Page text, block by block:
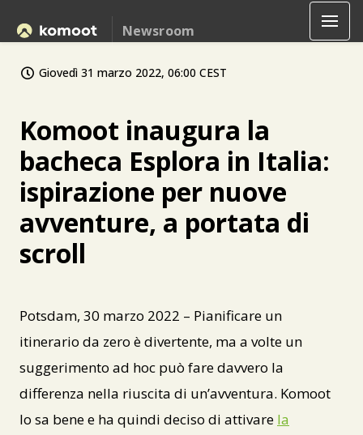
Newsroom
Giovedì 31 marzo 2022, 06:00 CEST
Komoot inaugura la
bacheca Esplora in Italia:
ispirazione per nuove
avventure, a portata di
scroll
Potsdam, 30 marzo 2022 – Pianificare un
itinerario da zero è divertente, ma a volte un
suggerimento ad hoc può fare davvero la
differenza nella riuscita di un’avventura. Komoot
lo sa bene e ha quindi deciso di attivare la